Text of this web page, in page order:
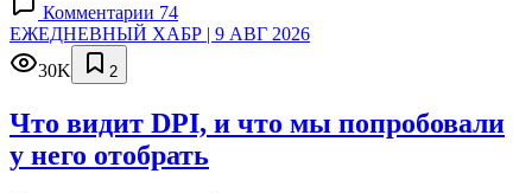
Комментарии 74
ЕЖЕДНЕВНЫЙ ХАБР | 9 АВГ 2026
30K
2
Что видит DPI, и что мы попробовали
у него отобрать